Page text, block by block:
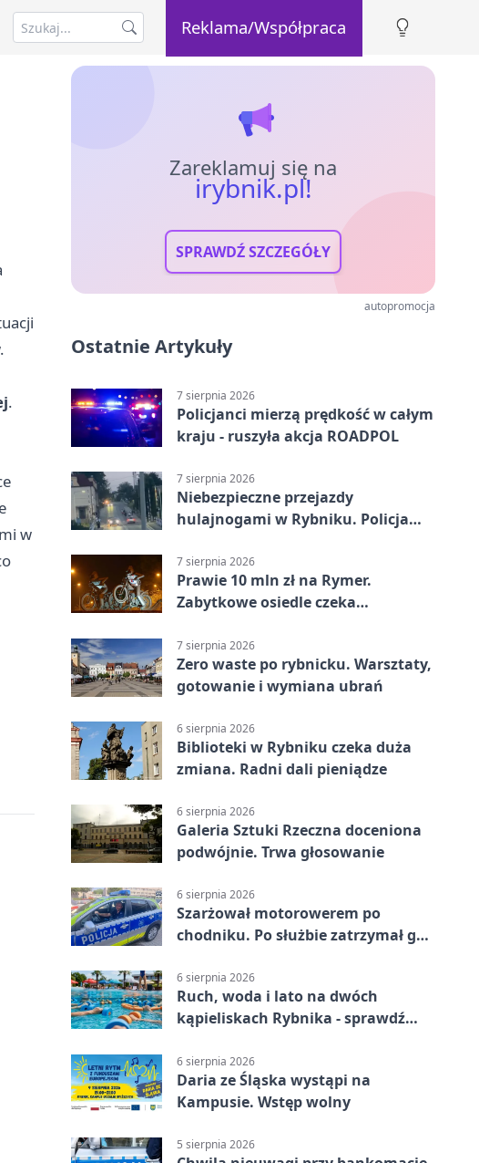
Reklama/Współpraca
.
w
Zareklamuj się na
irybnik.pl!
SPRAWDŹ SZCZEGÓŁY
autopromocja
Ostatnie Artykuły
7 sierpnia 2026
Policjanci mierzą prędkość w całym
kraju - ruszyła akcja ROADPOL
7 sierpnia 2026
Niebezpieczne przejazdy
hulajnogami w Rybniku. Policja
7 sierpnia 2026
Prawie 10 mln zł na Rymer.
Zabytkowe osiedle czeka
7 sierpnia 2026
Zero waste po rybnicku. Warsztaty,
gotowanie i wymiana ubrań
6 sierpnia 2026
Biblioteki w Rybniku czeka duża
zmiana. Radni dali pieniądze
6 sierpnia 2026
Galeria Sztuki Rzeczna doceniona
podwójnie. Trwa głosowanie
6 sierpnia 2026
Szarżował motorowerem po
chodniku. Po służbie zatrzymał go
6 sierpnia 2026
Ruch, woda i lato na dwóch
kąpieliskach Rybnika - sprawdź
6 sierpnia 2026
Daria ze Śląska wystąpi na
Kampusie. Wstęp wolny
5 sierpnia 2026